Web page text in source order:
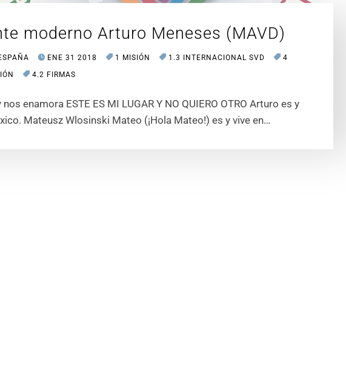
moderno Arturo Meneses (MAVD)
ENE 31 2018 1 MISIÓN 1.3 INTERNACIONAL SVD
4
4.2 FIRMAS
enamora ESTE ES MI LUGAR Y NO QUIERO OTRO Arturo es y
Mateusz Wlosinski Mateo (¡Hola Mateo!) es y vive en…